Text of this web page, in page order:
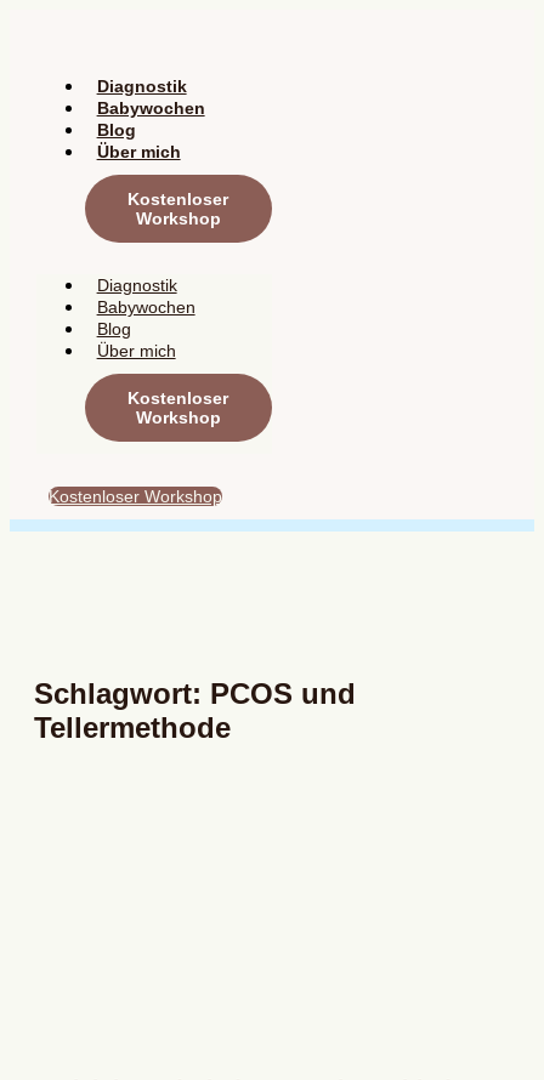
Diagnostik
Babywochen
Blog
Über mich
Kostenloser
Workshop
Diagnostik
Babywochen
Blog
Über mich
Kostenloser
Workshop
Kostenloser Workshop
Schlagwort: PCOS und
Tellermethode